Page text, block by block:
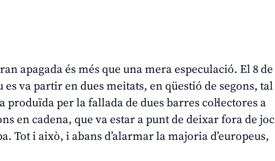
apagada és més que una mera especulació. El 8 de
va partir en dues meitats, en qüestió de segons, tal
produïda per la fallada de dues barres col·lectores a
en cadena, que va estar a punt de deixar fora de joc
Tot i això, i abans d’alarmar la majoria d’europeus,